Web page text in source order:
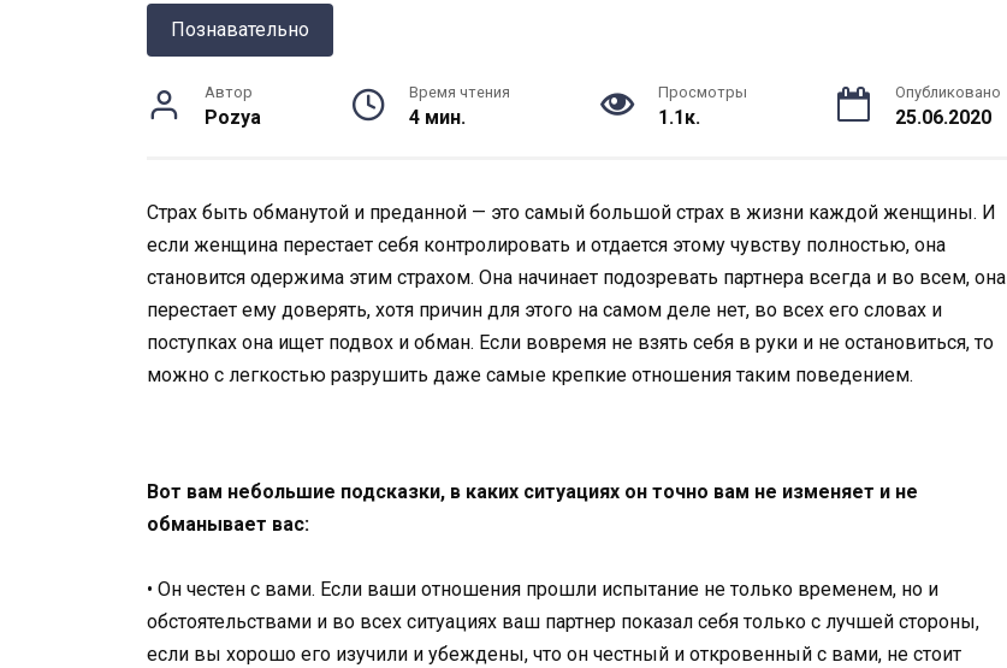
Познавательно
Автор
Pozya
Время чтения
4 мин.
Просмотры
1.1к.
Опубликовано
25.06.2020
Страх быть обманутой и преданной — это самый большой страх в жизни каждой женщины. И
если женщина перестает себя контролировать и отдается этому чувству полностью, она
становится одержима этим страхом. Она начинает подозревать партнера всегда и во всем, она
перестает ему доверять, хотя причин для этого на самом деле нет, во всех его словах и
поступках она ищет подвох и обман. Если вовремя не взять себя в руки и не остановиться, то
можно с легкостью разрушить даже самые крепкие отношения таким поведением.
Вот вам небольшие подсказки, в каких ситуациях он точно вам не изменяет и не
обманывает вас:
• Он честен с вами. Если ваши отношения прошли испытание не только временем, но и
обстоятельствами и во всех ситуациях ваш партнер показал себя только с лучшей стороны,
если вы хорошо его изучили и убеждены, что он честный и откровенный с вами, не стоит